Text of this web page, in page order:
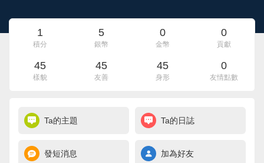
1
積分
5
銀幣
0
金幣
0
貢獻
45
樣貌
45
友善
45
身形
0
友情點數
Ta的主題 Ta的日誌
發短消息 加為好友